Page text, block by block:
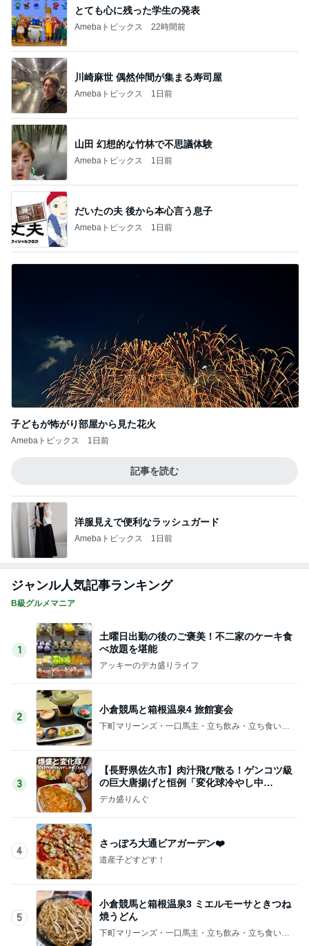
とても心に残った学生の発表
Amebaトピックス 22時間前
川崎麻世 偶然仲間が集まる寿司屋
Amebaトピックス 1日前
山田 幻想的な竹林で不思議体験
Amebaトピックス 1日前
だいたの夫 後から本心言う息子
Amebaトピックス 1日前
子どもが怖がり部屋から見た花火
Amebaトピックス 1日前
記事を読む
洋服見えで便利なラッシュガード
Amebaトピックス 1日前
ジャンル人気記事ランキング
B級グルメマニア
1
土曜日出勤の後のご褒美！不二家のケーキ食
べ放題を堪能
アッキーのデカ盛りライフ
2
小倉競馬と箱根温泉4 旅館宴会
下町マリーンズ・一口馬主・立ち飲み・立ち食いそ
3
【長野県佐久市】肉汁飛び散る！ゲンコツ級
の巨大唐揚げと恒例「変化球冷やし中
華」！！〜李紅蘭さん〜
デカ盛りんぐ
4
さっぽろ大通ビアガーデン❤️
道産子どすどす！
5
小倉競馬と箱根温泉3 ミエルモーサときつね
焼うどん
下町マリーンズ・一口馬主・立ち飲み・立ち食いそ